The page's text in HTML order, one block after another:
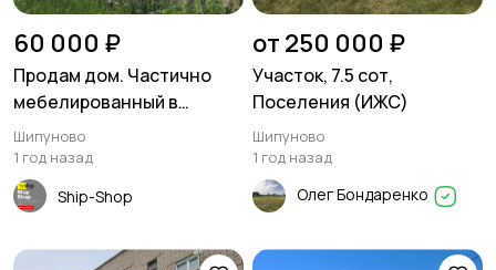
60 000 ₽
Продам дом. Частично
мебелированный в
посёлке Майское утро
Шипуново
1 год назад
Ship-Shop
от 250 000 ₽
Участок, 7.5 сот,
Поселения (ИЖС)
Шипуново
1 год назад
Олег Бондаренко